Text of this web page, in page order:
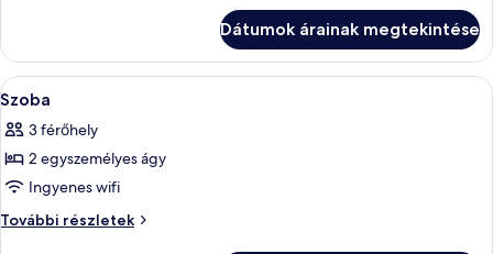
további
részletei
Dátumok árainak megtekintése
A
következő
szoba
összes
képének
megtekintése:
Minibár, széf a szobában, íróasztal
5
Szoba
3 férőhely
2 egyszemélyes ágy
Ingyenes wifi
További részletek
Szoba